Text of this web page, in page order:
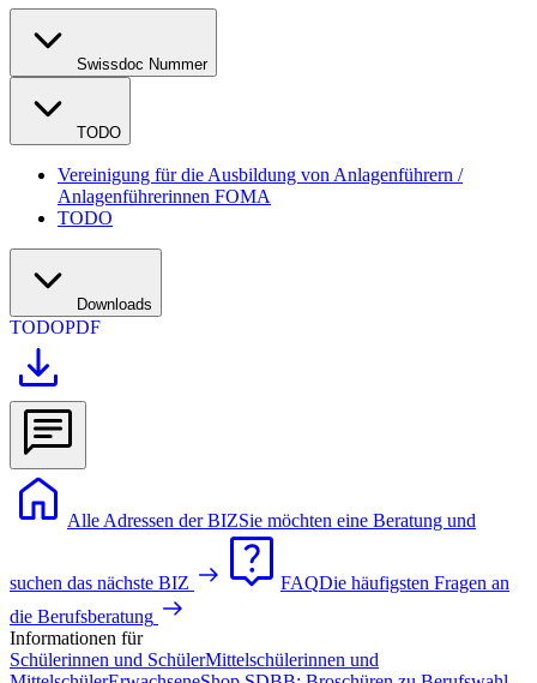
Swissdoc Nummer
TODO
Vereinigung für die Ausbildung von Anlagenführern /
Anlagenführerinnen FOMA
TODO
Downloads
TODOPDF
Alle Adressen der BIZSie möchten eine Beratung und
suchen das nächste BIZ FAQDie häufigsten Fragen an
die Berufsberatung
Informationen für
Schülerinnen und SchülerMittelschülerinnen und